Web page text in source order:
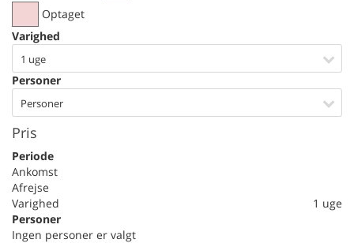
Optaget
Varighed
1 uge
Personer
Personer
Pris
Periode
Ankomst
Afrejse
Varighed
1 uge
Personer
Ingen personer er valgt